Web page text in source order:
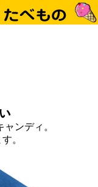
ンディ。
。